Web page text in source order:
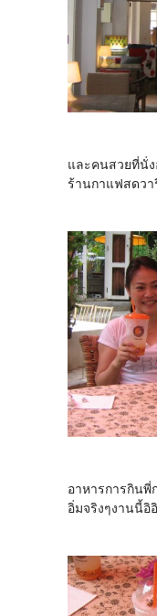
และคนสวยที่นั่
ร้านกาแฟสดวา
อาหารการกินพี่
อิ่มจริงๆงานนี้อิอิ